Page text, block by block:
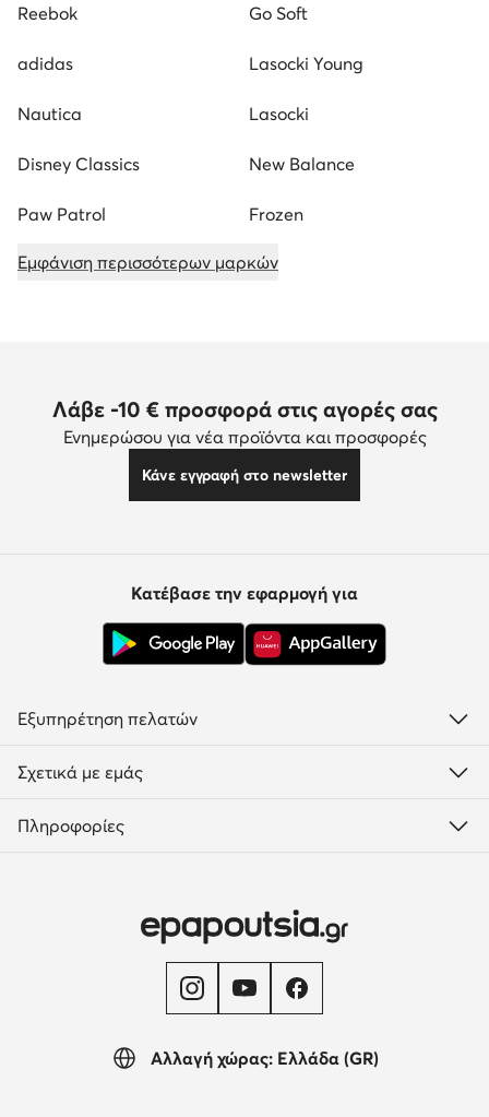
Reebok Go Soft
adidas Lasocki Young
Nautica Lasocki
Disney Classics New Balance
Paw Patrol Frozen
Εμφάνιση περισσότερων μαρκών
Λάβε -10 € προσφορά στις αγορές σας
Ενημερώσου για νέα προϊόντα και προσφορές
Κάνε εγγραφή στο newsletter
Αλλαγή χώρας: Ελλάδα (GR)
Κατέβασε την εφαρμογή για
Εξυπηρέτηση πελατών
Σχετικά με εμάς
Πληροφορίες